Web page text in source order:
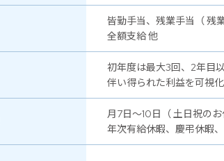
皆勤手当、残業手当（ 残
全額支給 他
初年度は最大3回、2年目
伴い得られた利益を可視
月7日～10日（ 土日祝のお
年次有給休暇、慶弔休暇